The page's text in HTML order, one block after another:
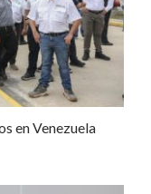
en Venezuela